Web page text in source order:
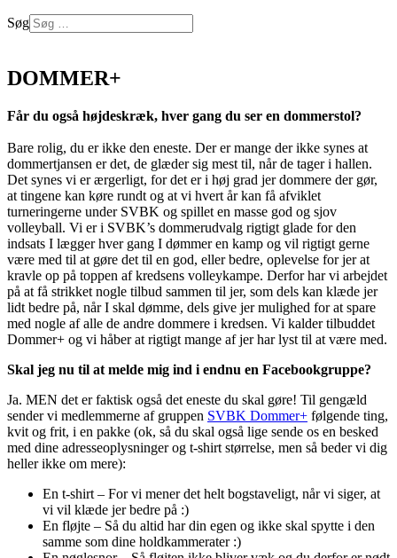
Søg
DOMMER+
Får du også højdeskræk, hver gang du ser en dommerstol?
Bare rolig, du er ikke den eneste. Der er mange der ikke synes at
dommertjansen er det, de glæder sig mest til, når de tager i hallen.
Det synes vi er ærgerligt, for det er i høj grad jer dommere der gør,
at tingene kan køre rundt og at vi hvert år kan få afviklet
turneringerne under SVBK og spillet en masse god og sjov
volleyball. Vi er i SVBK’s dommerudvalg rigtigt glade for den
indsats I lægger hver gang I dømmer en kamp og vil rigtigt gerne
være med til at gøre det til en god, eller bedre, oplevelse for jer at
kravle op på toppen af kredsens volleykampe. Derfor har vi arbejdet
på at få strikket nogle tilbud sammen til jer, som dels kan klæde jer
lidt bedre på, når I skal dømme, dels give jer mulighed for at spare
med nogle af alle de andre dommere i kredsen. Vi kalder tilbuddet
Dommer+ og vi håber at rigtigt mange af jer har lyst til at være med.
Skal jeg nu til at melde mig ind i endnu en Facebookgruppe?
Ja. MEN det er faktisk også det eneste du skal gøre! Til gengæld
sender vi medlemmerne af gruppen SVBK Dommer+ følgende ting,
kvit og frit, i en pakke (ok, så du skal også lige sende os en besked
med dine adresseoplysninger og t-shirt størrelse, men så beder vi dig
heller ikke om mere):
En t-shirt – For vi mener det helt bogstaveligt, når vi siger, at
vi vil klæde jer bedre på :)
En fløjte – Så du altid har din egen og ikke skal spytte i den
samme som dine holdkammerater :)